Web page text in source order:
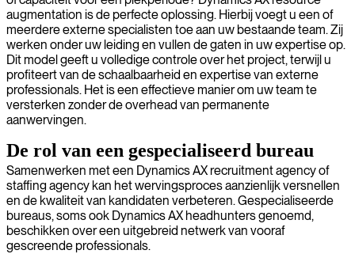
augmentation is de perfecte oplossing. Hierbij voegt u een of
meerdere externe specialisten toe aan uw bestaande team. Zij
werken onder uw leiding en vullen de gaten in uw expertise op.
Dit model geeft u volledige controle over het project, terwijl u
profiteert van de schaalbaarheid en expertise van externe
professionals. Het is een effectieve manier om uw team te
versterken zonder de overhead van permanente
aanwervingen.
De rol van een gespecialiseerd bureau
Samenwerken met een Dynamics AX recruitment agency of
staffing agency kan het wervingsproces aanzienlijk versnellen
en de kwaliteit van kandidaten verbeteren. Gespecialiseerde
bureaus, soms ook Dynamics AX headhunters genoemd,
beschikken over een uitgebreid netwerk van vooraf
gescreende professionals.